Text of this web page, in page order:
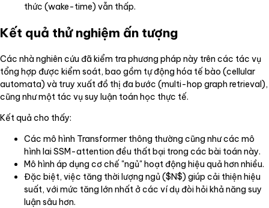
thức (wake-time) vẫn thấp.
Kết quả thử nghiệm ấn tượng
Các nhà nghiên cứu đã kiểm tra phương pháp này trên các tác vụ
tổng hợp được kiểm soát, bao gồm tự động hóa tế bào (cellular
automata) và truy xuất đồ thị đa bước (multi-hop graph retrieval),
cũng như một tác vụ suy luận toán học thực tế.
Kết quả cho thấy:
Các mô hình Transformer thông thường cũng như các mô
hình lai SSM-attention đều thất bại trong các bài toán này.
Mô hình áp dụng cơ chế "ngủ" hoạt động hiệu quả hơn nhiều.
Đặc biệt, việc tăng thời lượng ngủ ($N$) giúp cải thiện hiệu
suất, với mức tăng lớn nhất ở các ví dụ đòi hỏi khả năng suy
luận sâu hơn.